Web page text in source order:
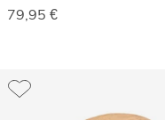
79,95 €